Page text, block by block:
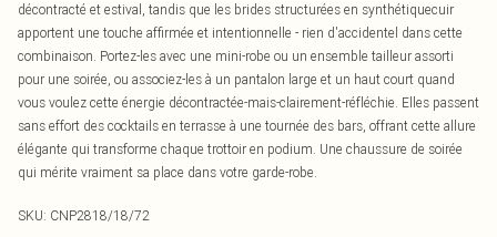
décontracté et estival, tandis que les brides structurées en synthétiquecuir
apportent une touche affirmée et intentionnelle - rien d'accidentel dans cette
combinaison. Portez-les avec une mini-robe ou un ensemble tailleur assorti
pour une soirée, ou associez-les à un pantalon large et un haut court quand
vous voulez cette énergie décontractée-mais-clairement-réfléchie. Elles passent
sans effort des cocktails en terrasse à une tournée des bars, offrant cette allure
élégante qui transforme chaque trottoir en podium. Une chaussure de soirée
qui mérite vraiment sa place dans votre garde-robe.
SKU: CNP2818/18/72